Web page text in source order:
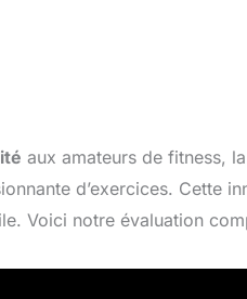
aux amateurs de fitness,
d’exercices. Cette
Voici notre évaluation